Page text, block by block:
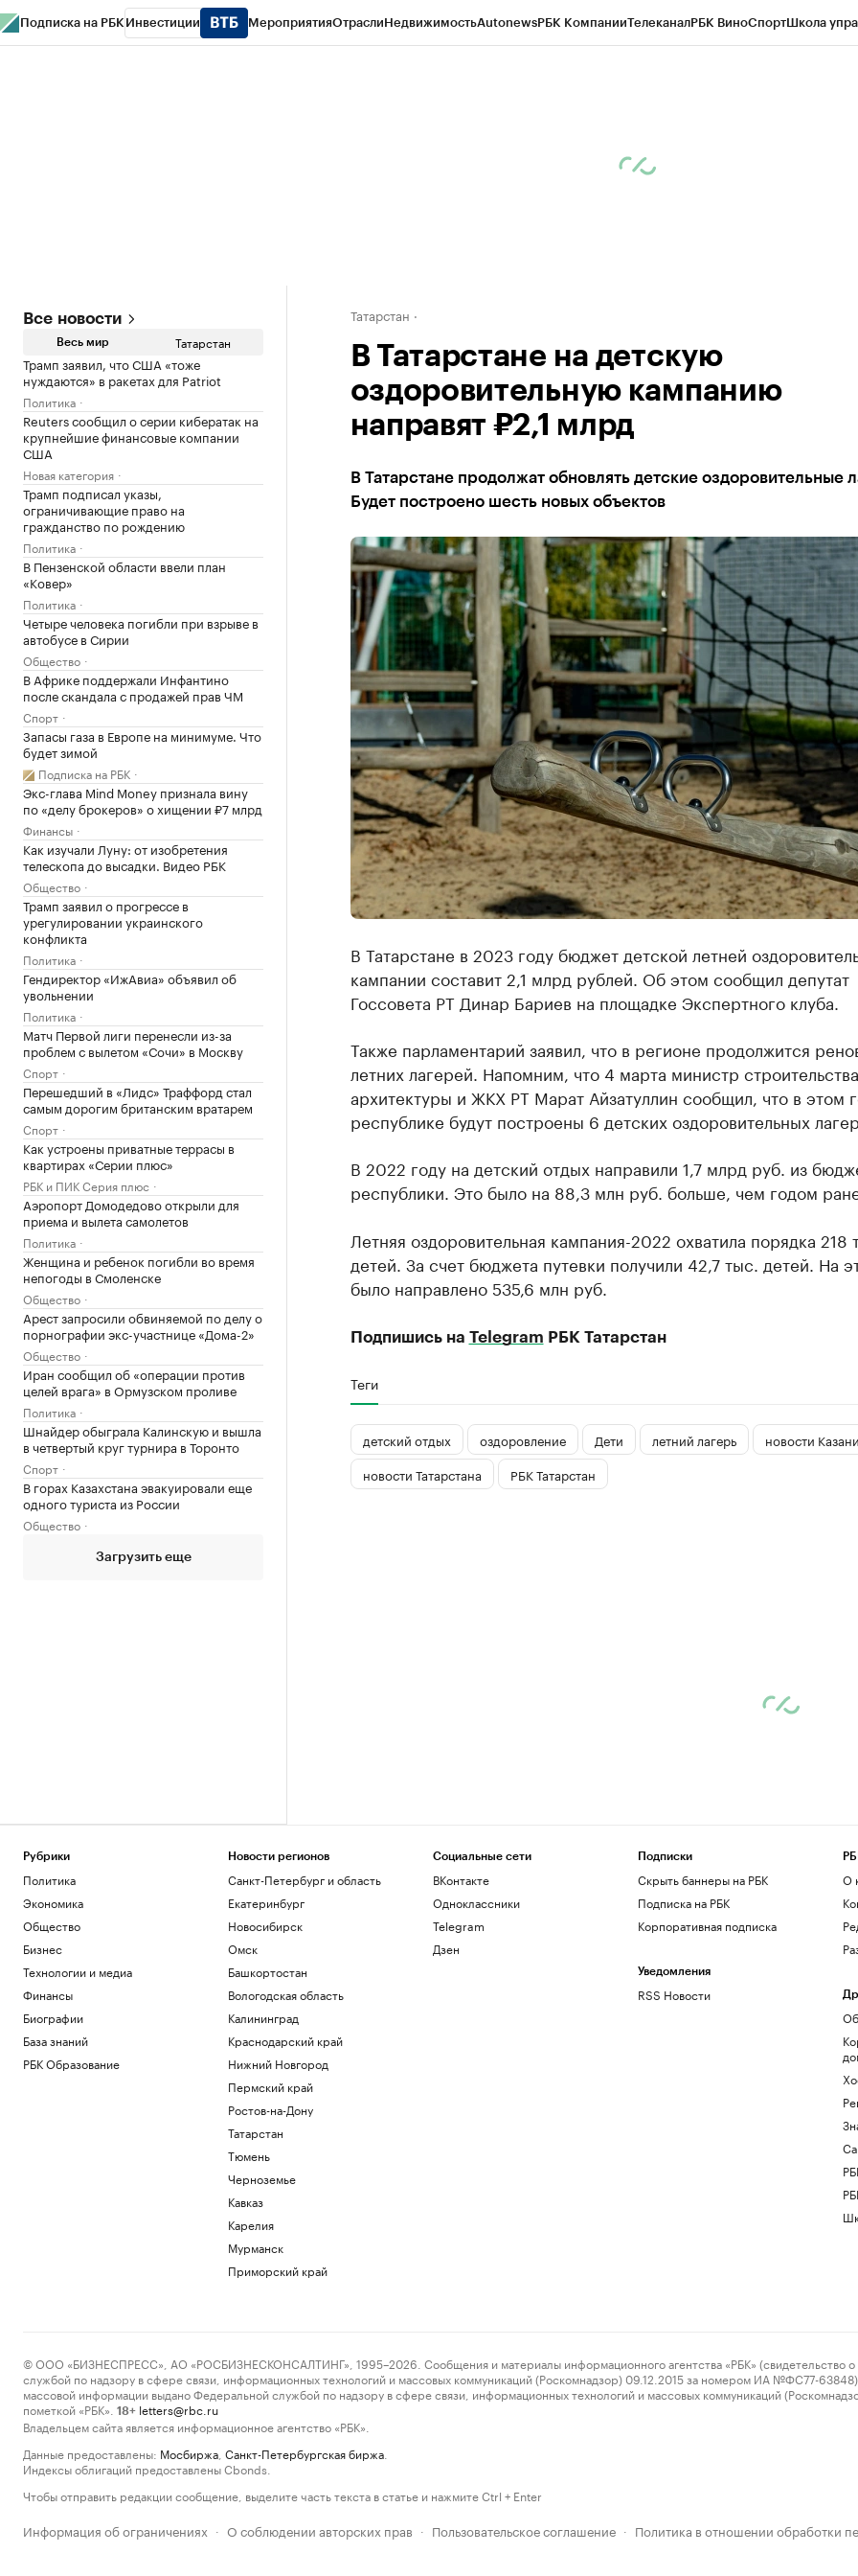
Подписка на РБК Инвестиции МероприятияОтраслиНедвижимостьAutonewsРБК КомпанииТелеканалРБК ВиноСпортШкола
Все новости
Весь мир Татарстан
Трамп заявил, что США «тоже
нуждаются» в ракетах для Patriot
Политика
Reuters сообщил о серии кибератак на
крупнейшие финансовые компании
США
Новая категория
Трамп подписал указы,
ограничивающие право на
гражданство по рождению
Политика
В Пензенской области ввели план
«Ковер»
Политика
Четыре человека погибли при взрыве в
автобусе в Сирии
Общество
В Африке поддержали Инфантино
после скандала с продажей прав ЧМ
Спорт
Запасы газа в Европе на минимуме. Что
будет зимой
Подписка на РБК
Экс-глава Mind Money признала вину
по «делу брокеров» о хищении ₽7 млрд
Финансы
Как изучали Луну: от изобретения
телескопа до высадки. Видео РБК
Общество
Трамп заявил о прогрессе в
урегулировании украинского
конфликта
Политика
Гендиректор «ИжАвиа» объявил об
увольнении
Политика
Матч Первой лиги перенесли из-за
проблем с вылетом «Сочи» в Москву
Спорт
Перешедший в «Лидс» Траффорд стал
самым дорогим британским вратарем
Спорт
Как устроены приватные террасы в
квартирах «Серии плюс»
РБК и ПИК Серия плюс
Аэропорт Домодедово открыли для
приема и вылета самолетов
Политика
Женщина и ребенок погибли во время
непогоды в Смоленске
Общество
Арест запросили обвиняемой по делу о
порнографии экс-участнице «Дома-2»
Общество
Иран сообщил об «операции против
целей врага» в Ормузском проливе
Политика
Шнайдер обыграла Калинскую и вышла
в четвертый круг турнира в Торонто
Спорт
В горах Казахстана эвакуировали еще
одного туриста из России
Общество
Загрузить еще
Татарстан
В Татарстане на детскую
оздоровительную кампанию
направят ₽2,1 млрд
В Татарстане продолжат обновлять детские оздоровительные
Будет построено шесть новых объектов
В Татарстане в 2023 году бюджет детской летней
кампании составит 2,1 млрд рублей. Об этом сообщил депутат
Госсовета РТ Динар Бариев на площадке Экспертного клуба.
Также парламентарий заявил, что в регионе продолжится
летних лагерей. Напомним, что 4 марта министр
архитектуры и ЖКХ РТ Марат Айзатуллин сообщил, что в этом
республике будут построены 6 детских оздоровительных
В 2022 году на детский отдых направили 1,7 млрд руб. из
республики. Это было на 88,3 млн руб. больше, чем годом
Летняя оздоровительная кампания-2022 охватила порядка 218
детей. За счет бюджета путевки получили 42,7 тыс. детей. На
было направлено 535,6 млн руб.
Подпишись на Telegram РБК Татарстан
Теги
детский отдых оздоровление Дети летний лагерь
новости
новости Татарстана
РБК Татарстан
Рубрики
Политика
Экономика
Общество
Бизнес
Технологии и медиа
Финансы
Биографии
База знаний
РБК Образование
Новости регионов
Санкт-Петербург и область
Екатеринбург
Новосибирск
Омск
Башкортостан
Вологодская область
Калининград
Краснодарский край
Нижний Новгород
Пермский край
Ростов-на-Дону
Татарстан
Тюмень
Черноземье
Кавказ
Карелия
Мурманск
Приморский край
Социальные сети
ВКонтакте
Одноклассники
Telegram
Дзен
Подписки
Скрыть баннеры на РБК
Подписка на РБК
Корпоративная подписка
Уведомления
RSS Новости
О
© ООО «БИЗНЕСПРЕСС», АО «РОСБИЗНЕСКОНСАЛТИНГ», 1995–2026. Сообщения и материалы информационного агентства «РБК» (свидетельство о
службой по надзору в сфере связи, информационных технологий и массовых коммуникаций (Роскомнадзор) 09.12.2015 за номером ИА №ФС77-63848)
массовой информации выдано Федеральной службой по надзору в сфере связи, информационных технологий и массовых коммуникаций
пометкой «РБК».
18+ letters@rbc.ru
Владельцем сайта является информационное агентство «РБК».
Данные предоставлены: Мосбиржа Санкт-Петербургская биржа
Индексы облигаций предоставлены Cbonds.
Чтобы отправить редакции сообщение, выделите часть текста в статье и нажмите Ctrl + Enter
Информация об ограничениях · О соблюдении авторских прав · Пользовательское соглашение · Политика в отношении обработки